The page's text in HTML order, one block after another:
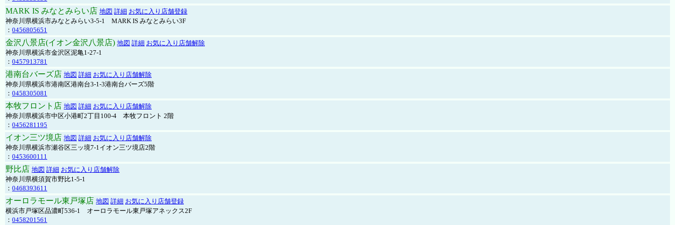
MARK IS みなとみらい店 地図 詳細 お気に入り店舗登録
神奈川県横浜市みなとみらい3-5-1 MARK IS みなとみらい3F
： 0456805651
金沢八景店(イオン金沢八景店) 地図 詳細 お気に入り店舗解除
神奈川県横浜市金沢区泥亀1-27-1
： 0457913781
港南台バーズ店 地図 詳細 お気に入り店舗解除
神奈川県横浜市港南区港南台3-1-3港南台バーズ5階
： 0458305081
本牧フロント店 地図 詳細 お気に入り店舗解除
神奈川県横浜市中区小港町2丁目100-4 本牧フロント 2階
： 0456281195
イオン三ツ境店 地図 詳細 お気に入り店舗解除
神奈川県横浜市瀬谷区三ッ境7-1イオン三ツ境店2階
： 0453600111
野比店 地図 詳細 お気に入り店舗解除
神奈川県横須賀市野比1-5-1
： 0468393611
オーロラモール東戸塚店 地図 詳細 お気に入り店舗登録
横浜市戸塚区品濃町536-1 オーロラモール東戸塚アネックス2F
： 0458201561